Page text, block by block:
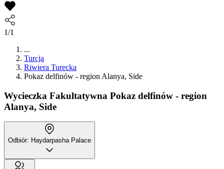
1/1
...
Turcja
Riwiera Turecka
Pokaz delfinów - region Alanya, Side
Wycieczka Fakultatywna Pokaz delfinów - region
Alanya, Side
Odbiór: Haydarpasha Palace